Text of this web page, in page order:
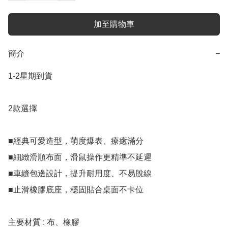
加至購物車
簡介 −
1-2星期到貨
2款選擇
■經典可愛造型，萌度爆表、療癒滿分
■細緻滑順布面，滑鼠操作更精準不延遲
■車縫包邊設計，提升耐用度、不易脫線
■止滑橡膠底座，穩固貼合桌面不卡位
主要材質 : 布、橡膠